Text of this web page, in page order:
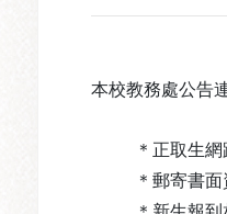
本校教務處公告
＊正取生
＊郵寄書